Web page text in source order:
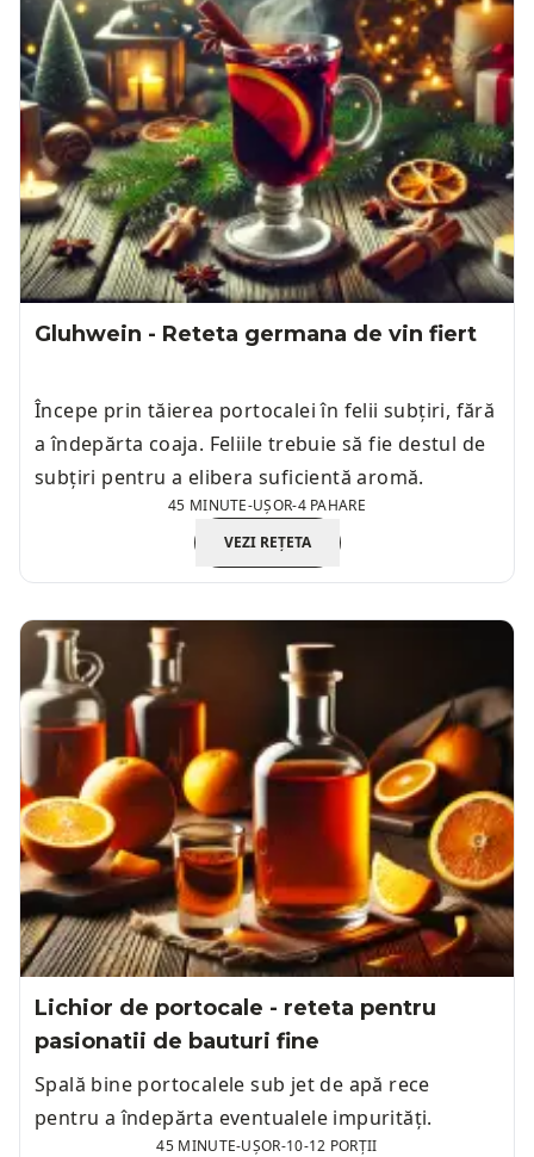
Gluhwein - Reteta germana de vin fiert
Începe prin tăierea portocalei în felii subțiri, fără
a îndepărta coaja. Feliile trebuie să fie destul de
subțiri pentru a elibera suficientă aromă.
45 MINUTE-UȘOR-4 PAHARE
VEZI REȚETA
Lichior de portocale - reteta pentru
pasionatii de bauturi fine
Spală bine portocalele sub jet de apă rece
pentru a îndepărta eventualele impurități.
45 MINUTE-UȘOR-10-12 PORȚII